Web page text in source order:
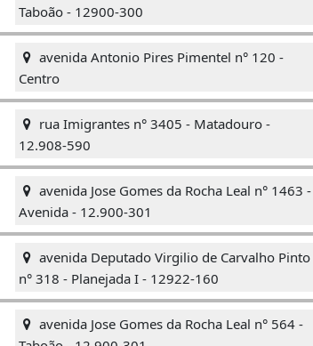
Taboão - 12900-300
avenida Antonio Pires Pimentel n° 120 -
Centro
rua Imigrantes n° 3405 - Matadouro -
12.908-590
avenida Jose Gomes da Rocha Leal n° 1463 -
Avenida - 12.900-301
avenida Deputado Virgilio de Carvalho Pinto
n° 318 - Planejada I - 12922-160
avenida Jose Gomes da Rocha Leal n° 564 -